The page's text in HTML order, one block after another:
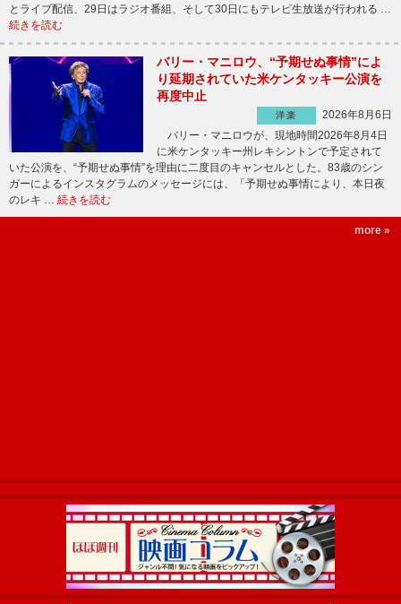
とライブ配信、29日はラジオ番組、そして30日にもテレビ生放送が行われる …
続きを読む
バリー・マニロウ、“予期せぬ事情”によ
り延期されていた米ケンタッキー公演を
再度中止
洋楽
2026年8月6日
バリー・マニロウが、現地時間2026年8月4日
に米ケンタッキー州レキシントンで予定されて
いた公演を、“予期せぬ事情”を理由に二度目のキャンセルとした。83歳のシン
ガーによるインスタグラムのメッセージには、「予期せぬ事情により、本日夜
のレキ … 続きを読む
more »